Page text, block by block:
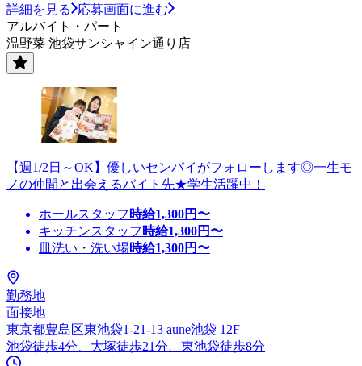
詳細を見る
応募画面に進む
アルバイト・パート
温野菜 池袋サンシャイン通り店
【週1/2日～OK】優しいセンパイがフォローします◎一生モ
ノの仲間と出会えるバイト先★学生活躍中！
ホールスタッフ 時給1,300円〜
キッチンスタッフ 時給1,300円〜
皿洗い・洗い場時給1,300円〜
勤務地
面接地
東京都豊島区東池袋1-21-13 aune池袋 12F
池袋徒歩4分、大塚徒歩21分、東池袋徒歩8分